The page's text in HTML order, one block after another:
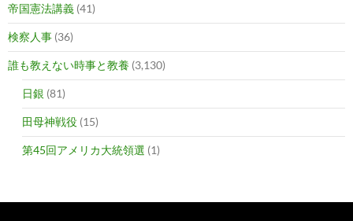
帝国憲法講義 (41)
検察人事 (36)
誰も教えない時事と教養 (3,130)
日銀 (81)
田母神戦役 (15)
第45回アメリカ大統領選 (1)